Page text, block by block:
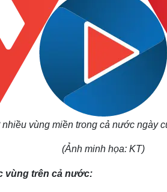
nhiều vùng miền trong cả nước ngày
(Ảnh minh họa: KT)
vùng trên cả nước: